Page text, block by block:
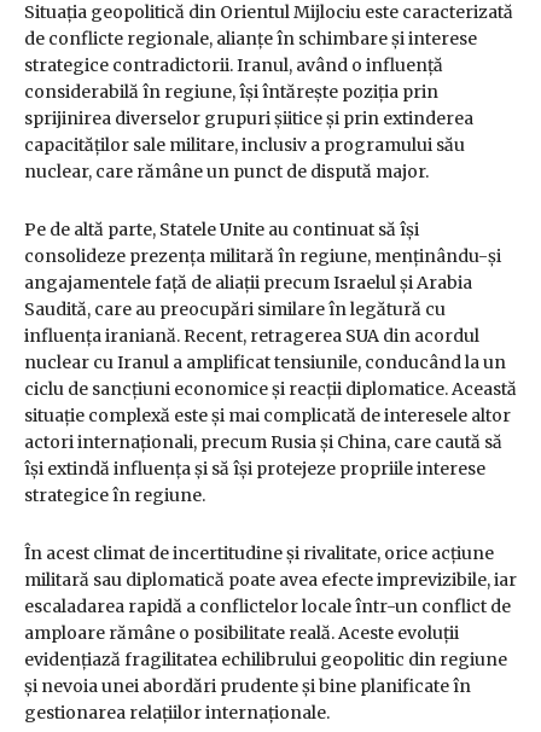
Situația geopolitică din Orientul Mijlociu este caracterizată
de conflicte regionale, alianțe în schimbare și interese
strategice contradictorii. Iranul, având o influență
considerabilă în regiune, își întărește poziția prin
sprijinirea diverselor grupuri șiitice și prin extinderea
capacităților sale militare, inclusiv a programului său
nuclear, care rămâne un punct de dispută major.
Pe de altă parte, Statele Unite au continuat să își
consolideze prezența militară în regiune, menținându-și
angajamentele față de aliații precum Israelul și Arabia
Saudită, care au preocupări similare în legătură cu
influența iraniană. Recent, retragerea SUA din acordul
nuclear cu Iranul a amplificat tensiunile, conducând la un
ciclu de sancțiuni economice și reacții diplomatice. Această
situație complexă este și mai complicată de interesele altor
actori internaționali, precum Rusia și China, care caută să
își extindă influența și să își protejeze propriile interese
strategice în regiune.
În acest climat de incertitudine și rivalitate, orice acțiune
militară sau diplomatică poate avea efecte imprevizibile, iar
escaladarea rapidă a conflictelor locale într-un conflict de
amploare rămâne o posibilitate reală. Aceste evoluții
evidențiază fragilitatea echilibrului geopolitic din regiune
și nevoia unei abordări prudente și bine planificate în
gestionarea relațiilor internaționale.